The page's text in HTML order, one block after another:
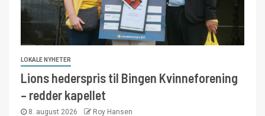
LOKALE NYHETER
Lions hederspris til Bingen Kvinneforening
– redder kapellet
8. august 2026 Roy Hansen